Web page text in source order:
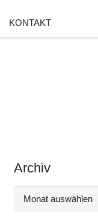
KONTAKT
Archiv
Archiv